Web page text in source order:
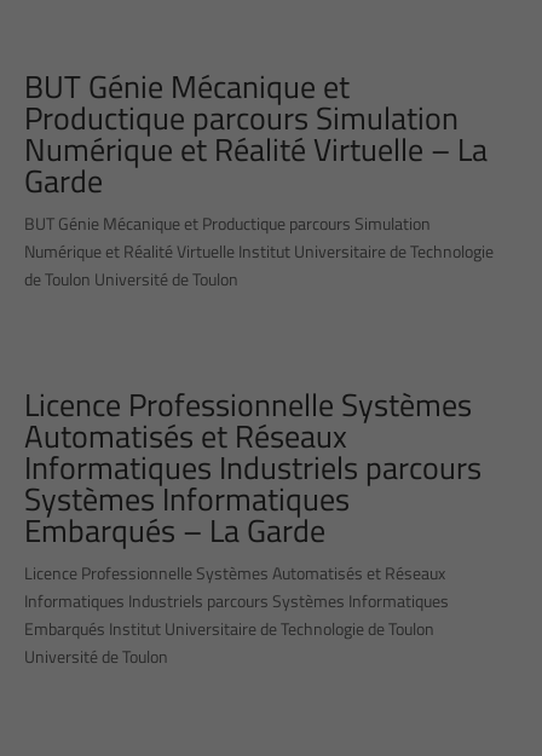
BUT Génie Mécanique et
Productique parcours Simulation
Numérique et Réalité Virtuelle – La
Garde
BUT Génie Mécanique et Productique parcours Simulation
Numérique et Réalité Virtuelle Institut Universitaire de Technologie
de Toulon Université de Toulon
Licence Professionnelle Systèmes
Automatisés et Réseaux
Informatiques Industriels parcours
Systèmes Informatiques
Embarqués – La Garde
Licence Professionnelle Systèmes Automatisés et Réseaux
Informatiques Industriels parcours Systèmes Informatiques
Embarqués Institut Universitaire de Technologie de Toulon
Université de Toulon